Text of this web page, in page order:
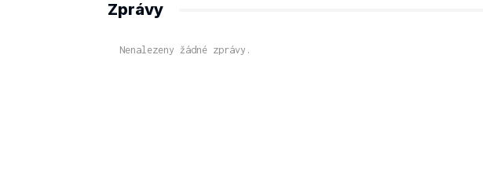
Zprávy
Nenalezeny žádné zprávy.